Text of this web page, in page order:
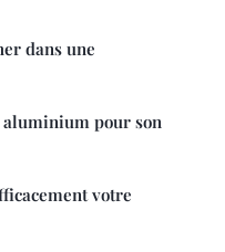
dans une
pour son
votre